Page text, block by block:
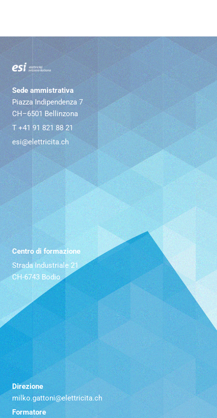
Sede ammistrativa
Piazza Indipendenza 7
CH–6501 Bellinzona
T +41 91 821 88 21
esi@elettricita.ch
Centro di formazione
Strada Industriale 21
CH-6743 Bodio
Direzione
milko.gattoni@elettricita.ch
Formatore